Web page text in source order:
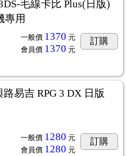
毛線卡比 Plus(日版)
專用
一般價 1370 元
會員價 1370 元
訂購
易吉 RPG 3 DX 日版
一般價 1280 元
會員價 1280 元
訂購